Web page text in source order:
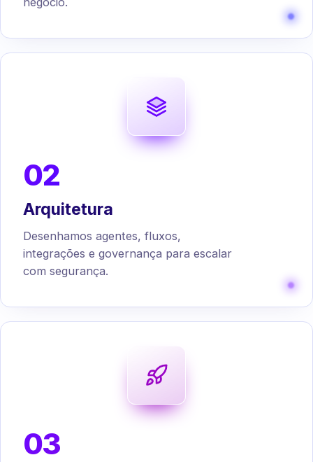
02
Arquitetura
Desenhamos agentes, fluxos,
integrações e governança para escalar
com segurança.
03